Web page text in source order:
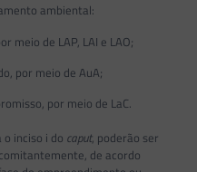
ambiental:
de LAP, LAI e LAO;
por meio de AuA;
por meio de LaC.
inciso i do caput, poderão ser
de acordo